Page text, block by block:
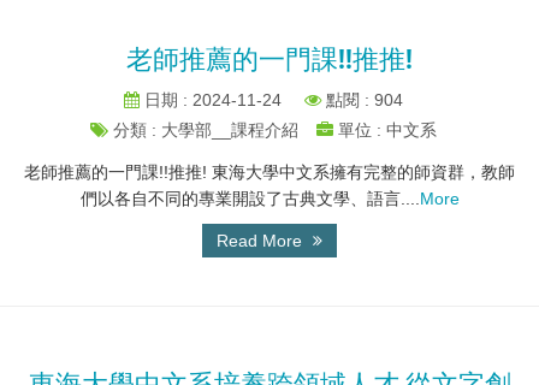
老師推薦的一門課!!推推!
日期 : 2024-11-24
點閱 : 904
分類 : 大學部__課程介紹
單位 : 中文系
老師推薦的一門課!!推推! 東海大學中文系擁有完整的師資群，教師
們以各自不同的專業開設了古典文學、語言.... More
Read More